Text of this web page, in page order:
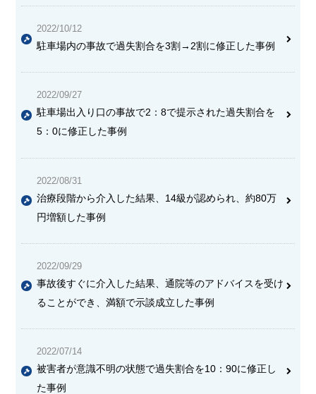
2022/10/12
駐車場内の事故で過失割合を3割→2割に修正した事例
2022/09/27
駐車場出入り口の事故で2：8で提示された過失割合を
5：0に修正した事例
2022/08/31
治療段階から介入した結果、14級が認められ、約80万
円増額した事例
2022/09/29
事故後すぐに介入した結果、通院等のアドバイスを受け
ることができ、満額で示談成立した事例
2022/07/14
被害者が意識不明の状態で過失割合を10：90に修正し
た事例